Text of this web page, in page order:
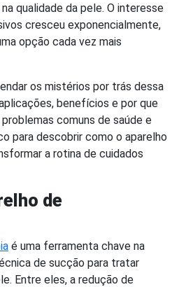
qualidade da pele. O interesse
cresceu exponencialmente,
opção cada vez mais
os mistérios por trás dessa
benefícios e por que
comuns de saúde e
para descobrir como o aparelho
a rotina de cuidados
de
é uma ferramenta chave na
de sucção para tratar
Entre eles, a redução de